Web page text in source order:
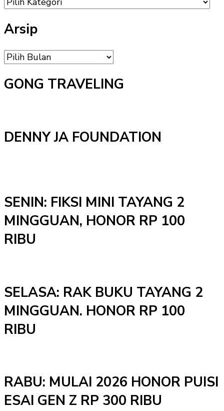
MENU
Arsip
Arsip
GONG TRAVELING
DENNY JA FOUNDATION
SENIN: FIKSI MINI TAYANG 2
MINGGUAN, HONOR RP 100
RIBU
SELASA: RAK BUKU TAYANG 2
MINGGUAN. HONOR RP 100
RIBU
RABU: MULAI 2026 HONOR PUISI
ESAI GEN Z RP 300 RIBU